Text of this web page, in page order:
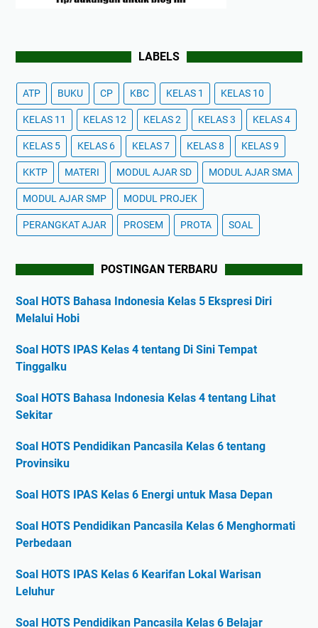
LABELS
ATP BUKU CP KBC KELAS 1 KELAS 10
KELAS 11 KELAS 12 KELAS 2 KELAS 3 KELAS 4
KELAS 5 KELAS 6 KELAS 7 KELAS 8 KELAS 9
KKTP MATERI MODUL AJAR SD MODUL AJAR SMA
MODUL AJAR SMP MODUL PROJEK
PERANGKAT AJAR PROSEM PROTA SOAL
POSTINGAN TERBARU
Soal HOTS Bahasa Indonesia Kelas 5 Ekspresi Diri
Melalui Hobi
Soal HOTS IPAS Kelas 4 tentang Di Sini Tempat
Tinggalku
Soal HOTS Bahasa Indonesia Kelas 4 tentang Lihat
Sekitar
Soal HOTS Pendidikan Pancasila Kelas 6 tentang
Provinsiku
Soal HOTS IPAS Kelas 6 Energi untuk Masa Depan
Soal HOTS Pendidikan Pancasila Kelas 6 Menghormati
Perbedaan
Soal HOTS IPAS Kelas 6 Kearifan Lokal Warisan
Leluhur
Soal HOTS Pendidikan Pancasila Kelas 6 Belajar